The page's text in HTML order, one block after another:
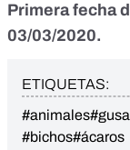
Primera fecha
03/03/2020.
ETIQUETAS:
#animales
#bichos#ácaros